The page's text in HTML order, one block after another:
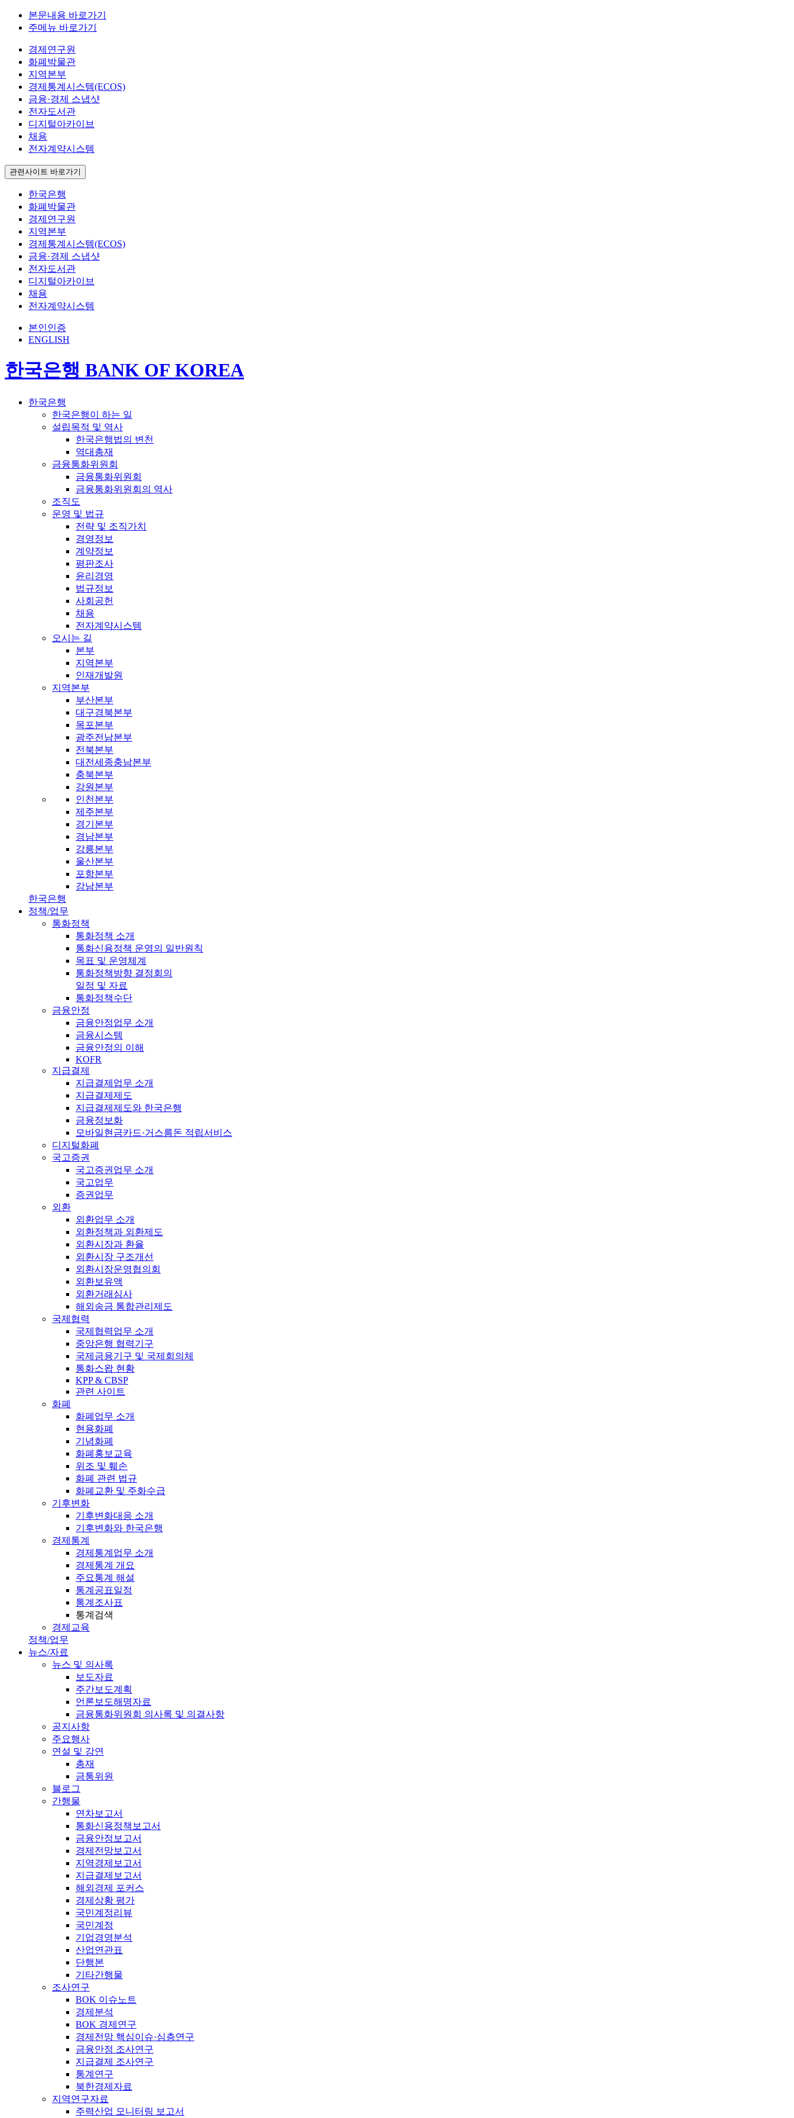
본문내용 바로가기
주메뉴 바로가기
경제연구원
화폐박물관
지역본부
경제통계시스템(ECOS)
금융·경제 스냅샷
전자도서관
디지털아카이브
채용
전자계약시스템
관련사이트 바로가기
한국은행
화폐박물관
경제연구원
지역본부
경제통계시스템(ECOS)
금융·경제 스냅샷
전자도서관
디지털아카이브
채용
전자계약시스템
본인인증
ENGLISH
한국은행 BANK OF KOREA
한국은행
한국은행이 하는 일
설립목적 및 역사
한국은행법의 변천
역대총재
금융통화위원회
금융통화위원회
금융통화위원회의 역사
조직도
운영 및 법규
전략 및 조직가치
경영정보
계약정보
평판조사
윤리경영
법규정보
사회공헌
채용
전자계약시스템
오시는 길
본부
지역본부
인재개발원
지역본부
부산본부
대구경북본부
목포본부
광주전남본부
전북본부
대전세종충남본부
충북본부
강원본부
인천본부
제주본부
경기본부
경남본부
강릉본부
울산본부
포항본부
강남본부
한국은행
정책/업무
통화정책
통화정책 소개
통화신용정책 운영의 일반원칙
목표 및 운영체계
통화정책방향 결정회의
일정 및 자료
통화정책수단
금융안정
금융안정업무 소개
금융시스템
금융안정의 이해
KOFR
지급결제
지급결제업무 소개
지급결제제도
지급결제제도와 한국은행
금융정보화
모바일현금카드·거스름돈 적립서비스
디지털화폐
국고증권
국고증권업무 소개
국고업무
증권업무
외환
외환업무 소개
외환정책과 외환제도
외환시장과 환율
외환시장 구조개선
외환시장운영협의회
외환보유액
외환거래심사
해외송금 통합관리제도
국제협력
국제협력업무 소개
중앙은행 협력기구
국제금융기구 및 국제회의체
통화스왑 현황
KPP & CBSP
관련 사이트
화폐
화폐업무 소개
현용화폐
기념화폐
화폐홍보교육
위조 및 훼손
화폐 관련 법규
화폐교환 및 주화수급
기후변화
기후변화대응 소개
기후변화와 한국은행
경제통계
경제통계업무 소개
경제통계 개요
주요통계 해설
통계공표일정
통계조사표
통계검색
경제교육
정책/업무
뉴스/자료
뉴스 및 의사록
보도자료
주간보도계획
언론보도해명자료
금융통화위원회 의사록 및 의결사항
공지사항
주요행사
연설 및 강연
총재
금통위원
블로그
간행물
연차보고서
통화신용정책보고서
금융안정보고서
경제전망보고서
지역경제보고서
지급결제보고서
해외경제 포커스
경제상황 평가
국민계정리뷰
국민계정
기업경영분석
산업연관표
단행본
기타간행물
조사연구
BOK 이슈노트
경제분석
BOK 경제연구
경제전망 핵심이슈·심층연구
금융안정 조사연구
지급결제 조사연구
통계연구
북한경제자료
지역연구자료
주력산업 모니터링 보고서